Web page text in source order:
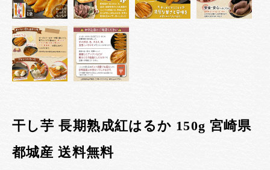
干し芋 長期熟成紅はるか 150g 宮崎県
都城産 送料無料